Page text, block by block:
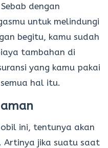
dengan
untuk melindungi
begitu, kamu sudah
tambahan di
yang kamu pakai
hal itu.
ini, tentunya akan
Artinya jika suatu saat